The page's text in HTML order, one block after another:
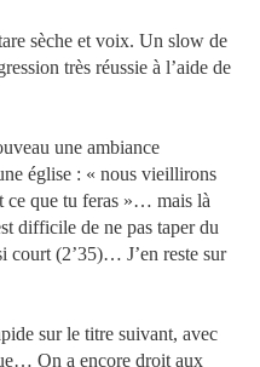
sèche et voix. Un slow de
très réussie à l’aide de
une ambiance
église : « nous vieillirons
ce que tu feras »… mais là
difficile de ne pas taper du
(2’35)… J’en reste sur
sur le titre suivant, avec
On a encore droit aux